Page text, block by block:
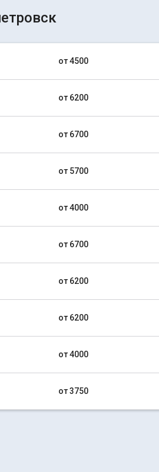
от 4500
от 6200
от 6700
от 5700
от 4000
от 6700
от 6200
от 6200
от 4000
от 3750